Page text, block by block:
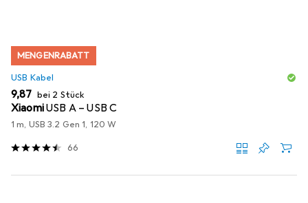
MENGENRABATT
USB Kabel
EUR
9,87 bei 2 Stück
XiaomiUSB A – USB C
1 m, USB 3.2 Gen 1, 120 W
66